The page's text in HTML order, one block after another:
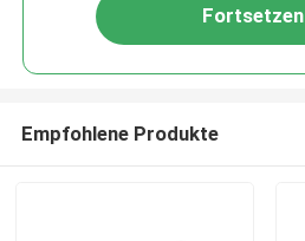
Fortsetzen
Empfohlene Produkte